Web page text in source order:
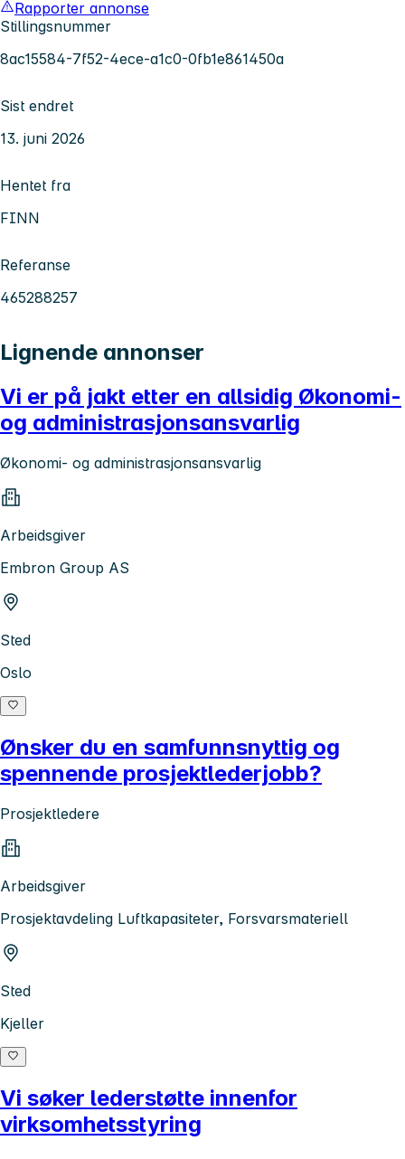
Rapporter annonse
Stillingsnummer
8ac15584-7f52-4ece-a1c0-0fb1e861450a
Sist endret
13. juni 2026
Hentet fra
FINN
Referanse
465288257
Lignende annonser
Vi er på jakt etter en allsidig Økonomi-
og administrasjonsansvarlig
Økonomi- og administrasjonsansvarlig
Arbeidsgiver
Embron Group AS
Sted
Oslo
Ønsker du en samfunnsnyttig og
spennende prosjektlederjobb?
Prosjektledere
Arbeidsgiver
Prosjektavdeling Luftkapasiteter, Forsvarsmateriell
Sted
Kjeller
Vi søker lederstøtte innenfor
virksomhetsstyring